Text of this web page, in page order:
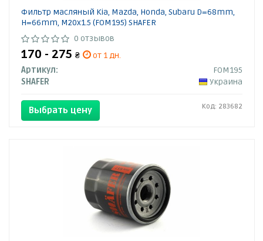
Фильтр масляный Kia, Mazda, Honda, Subaru D=68mm,
H=66mm, M20x1.5 (FOM195) SHAFER
0 отзывов
170 - 275 ₴
от 1 дн.
Артикул:
FOM195
SHAFER
Украина
Выбрать цену Код: 283682